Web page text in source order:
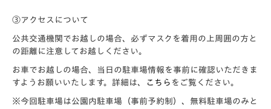
③アクセスについて
公共交通機関でお越しの場合、必ずマスクを着用の上周囲の方と
の距離に注意してお越しください。
お車でお越しの場合、当日の駐車場情報を事前に確認いただきま
すようお願いいたします。詳細は、
こちら をご覧ください。
※今回駐車場は公園内駐車場（事前予約制）、無料駐車場のみと